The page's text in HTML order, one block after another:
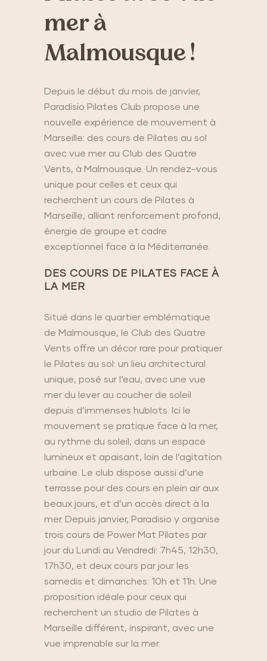
mer à
Malmousque !
Depuis le début du mois de janvier,
Paradisio Pilates Club propose une
nouvelle expérience de mouvement à
Marseille: des cours de Pilates au sol
avec vue mer au Club des Quatre
Vents, à Malmousque. Un rendez-vous
unique pour celles et ceux qui
recherchent un cours de Pilates à
Marseille, alliant renforcement profond,
énergie de groupe et cadre
exceptionnel face à la Méditerranée.
DES COURS DE PILATES FACE À
LA MER
Situé dans le quartier emblématique
de Malmousque, le Club des Quatre
Vents offre un décor rare pour pratiquer
le Pilates au sol: un lieu architectural
unique, posé sur l’eau, avec une vue
mer du lever au coucher de soleil
depuis d’immenses hublots. Ici le
mouvement se pratique face à la mer,
au rythme du soleil, dans un espace
lumineux et apaisant, loin de l’agitation
urbaine. Le club dispose aussi d’une
terrasse pour des cours en plein air aux
beaux jours, et d’un accès direct à la
mer. Depuis janvier, Paradisio y organise
trois cours de Power Mat Pilates par
jour du Lundi au Vendredi: 7h45, 12h30,
17h30, et deux cours par jour les
samedis et dimanches: 10h et 11h. Une
proposition idéale pour ceux qui
recherchent un studio de Pilates à
Marseille différent, inspirant, avec une
vue imprenable sur la mer.